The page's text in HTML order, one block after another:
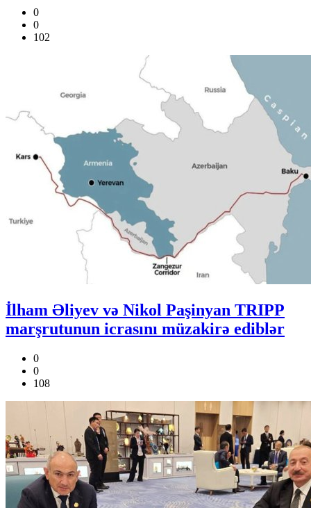
0
0
102
İlham Əliyev və Nikol Paşinyan TRIPP
marşrutunun icrasını müzakirə ediblər
0
0
108